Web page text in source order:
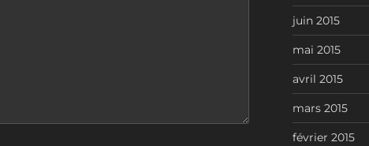
juin 2015
mai 2015
avril 2015
mars 2015
février 2015